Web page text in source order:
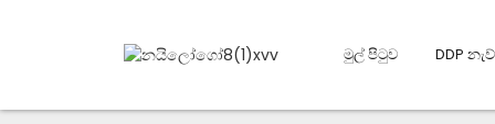
මුල් පිටුව DDP